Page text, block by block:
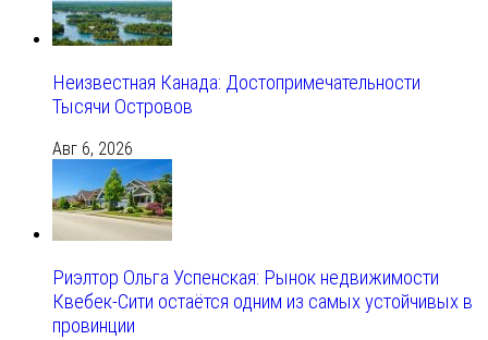
Неизвестная Канада: Достопримечательности
Тысячи Островов
Авг 6, 2026
Риэлтор Ольга Успенская: Рынок недвижимости
Квебек-Сити остаётся одним из самых устойчивых в
провинции